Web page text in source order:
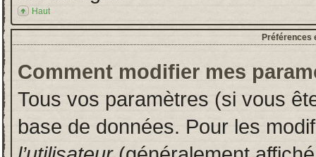
Haut
Préférences
Comment modifier mes
Tous vos paramètres (si vous
base de données. Pour les